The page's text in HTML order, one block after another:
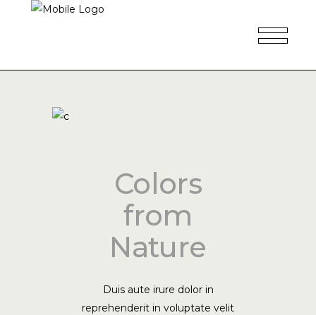
Colors
from
Nature
Duis aute irure dolor in
reprehenderit in voluptate velit